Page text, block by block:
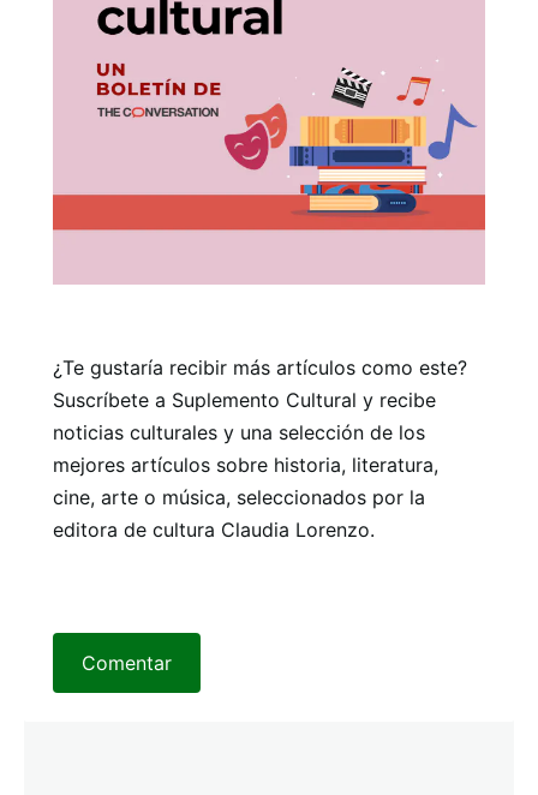
¿Te gustaría recibir más artículos como este?
Suscríbete a Suplemento Cultural y recibe
noticias culturales y una selección de los
mejores artículos sobre historia, literatura,
cine, arte o música, seleccionados por la
editora de cultura Claudia Lorenzo.
Comentar